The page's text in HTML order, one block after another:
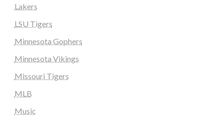
Lakers
LSU Tigers
Minnesota Gophers
Minnesota Vikings
Missouri Tigers
MLB
Music